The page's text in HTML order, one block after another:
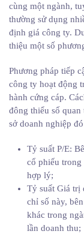
cùng một ngành,
thường sử dụng
định giá công ty.
thiệu một số
Phương pháp tiếp
công ty hoạt động
hành cứng cáp.
đông thiểu số
sở doanh nghiệp
Tỷ suất P/E:
cổ phiếu trong
hợp lý;
Tỷ suất Giá trị
chỉ số này,
khác trong
lần doanh thu;